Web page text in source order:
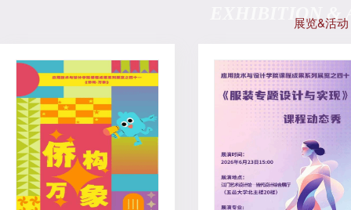
展览&活动
EXHIBITION &